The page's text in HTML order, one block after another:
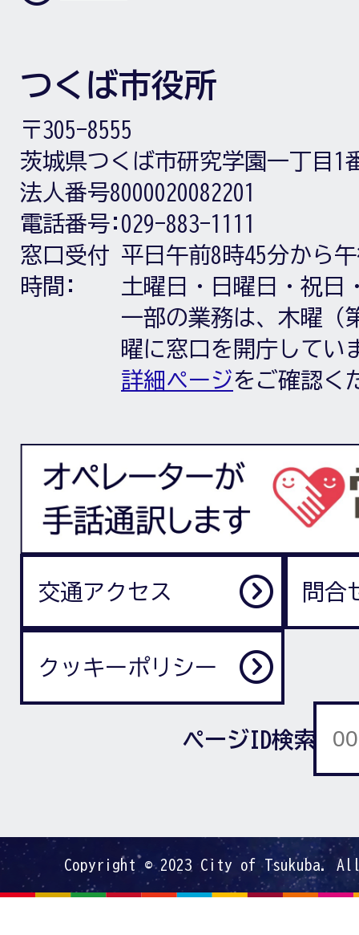
つくば市役所
〒305-8555
茨城県つくば市研究学園一丁目1
法人番号8000020082201
電話番号: 029-883-1111
窓口受付
時間:
平日午前8時45分から
土曜日・日曜日・祝日
一部の業務は、木曜（
曜に窓口を開庁してい
詳細ページをご確認く
交通アクセス 問合
クッキーポリシー
ページID検索
Copyright © 2023 City of Tsukuba.